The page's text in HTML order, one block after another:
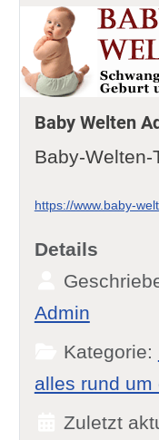
Baby Welten
Baby-Welten-
https://www.baby-
Details
Admin
Kategorie:
alles rund um
Zuletzt